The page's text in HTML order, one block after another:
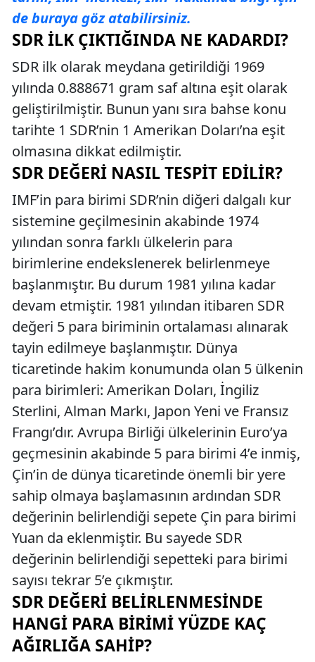
de buraya göz atabilirsiniz.
SDR İLK ÇIKTIĞINDA NE KADARDI?
SDR ilk olarak meydana getirildiği 1969
yılında 0.888671 gram saf altına eşit olarak
geliştirilmiştir. Bunun yanı sıra bahse konu
tarihte 1 SDR’nin 1 Amerikan Doları’na eşit
olmasına dikkat edilmiştir.
SDR DEĞERI NASIL TESPIT EDILIR?
IMF’in para birimi SDR’nin diğeri dalgalı kur
sistemine geçilmesinin akabinde 1974
yılından sonra farklı ülkelerin para
birimlerine endekslenerek belirlenmeye
başlanmıştır. Bu durum 1981 yılına kadar
devam etmiştir. 1981 yılından itibaren SDR
değeri 5 para biriminin ortalaması alınarak
tayin edilmeye başlanmıştır. Dünya
ticaretinde hakim konumunda olan 5 ülkenin
para birimleri: Amerikan Doları, İngiliz
Sterlini, Alman Markı, Japon Yeni ve Fransız
Frangı’dır. Avrupa Birliği ülkelerinin Euro’ya
geçmesinin akabinde 5 para birimi 4’e inmiş,
Çin’in de dünya ticaretinde önemli bir yere
sahip olmaya başlamasının ardından SDR
değerinin belirlendiği sepete Çin para birimi
Yuan da eklenmiştir. Bu sayede SDR
değerinin belirlendiği sepetteki para birimi
sayısı tekrar 5’e çıkmıştır.
SDR DEĞERI BELIRLENMESINDE
HANGI PARA BIRIMI YÜZDE KAÇ
AĞIRLIĞA SAHIP?